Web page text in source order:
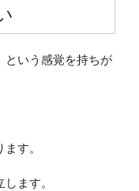
という感覚を持ちが
す。
ます。